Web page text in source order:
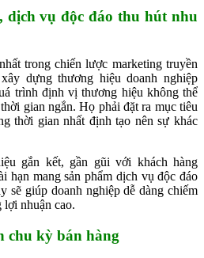
dịch vụ độc đáo thu hút nhu
trong chiến lược marketing truyền
dựng thương hiệu doanh nghiệp
trình định vị thương hiệu không thể
gian ngắn. Họ phải đặt ra mục tiêu
thời gian nhất định tạo nên sự khác
gắn kết, gần gũi với khách hàng
hạn mang sản phẩm dịch vụ độc đáo
sẽ giúp doanh nghiệp dễ dàng chiếm
lợi nhuận cao.
chu kỳ bán hàng